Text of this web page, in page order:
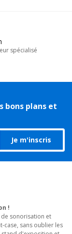
spécialisé
bons plans et
Je m'inscris
!
sonorisation et
case, sans oublier les